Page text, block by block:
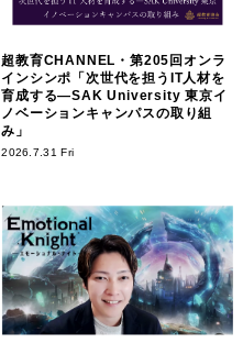
超教育CHANNEL・第205回オンラ
インシンポ「次世代を担うIT人材を
育成する―SAK University 東京イ
ノベーションキャンパスの取り組
み」
2026.7.31 Fri